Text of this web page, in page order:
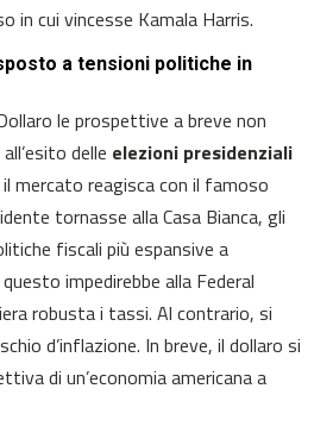
in cui vincesse Kamala Harris.
a tensioni politiche in
le prospettive a breve non
delle elezioni presidenziali
mercato reagisca con il famoso
tornasse alla Casa Bianca, gli
fiscali più espansive a
impedirebbe alla Federal
robusta i tassi. Al contrario, si
d’inflazione. In breve, il dollaro si
di un’economia americana a